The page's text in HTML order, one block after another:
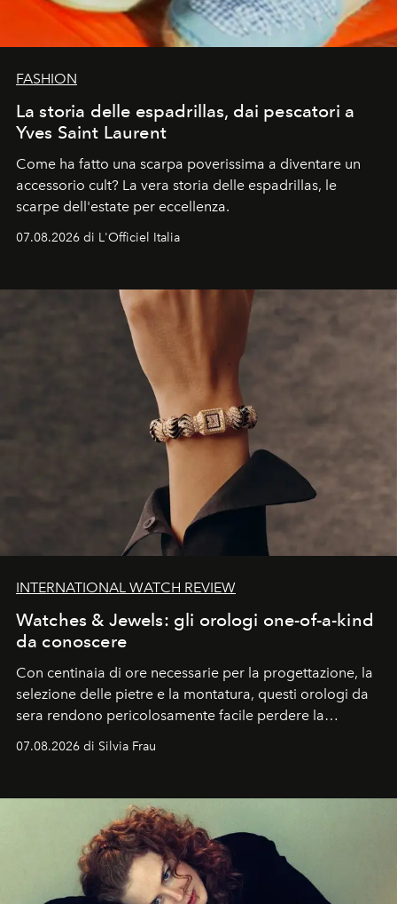
FASHION
La storia delle espadrillas, dai pescatori a
Yves Saint Laurent
Come ha fatto una scarpa poverissima a diventare un
accessorio cult? La vera storia delle espadrillas, le
scarpe dell'estate per eccellenza.
07.08.2026 di L'Officiel Italia
INTERNATIONAL WATCH REVIEW
Watches & Jewels: gli orologi one-of-a-kind
da conoscere
Con centinaia di ore necessarie per la progettazione, la
selezione delle pietre e la montatura, questi orologi da
sera rendono pericolosamente facile perdere la
cognizione del tempo. Ma con quadranti così
07.08.2026 di Silvia Frau